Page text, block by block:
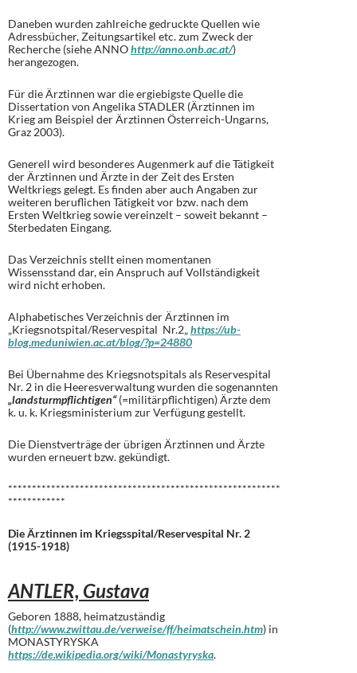
Daneben wurden zahlreiche gedruckte Quellen wie
Adressbücher, Zeitungsartikel etc. zum Zweck der
Recherche (siehe ANNOhttp://anno.onb.ac.at/)
herangezogen.
Für die Ärztinnen war die ergiebigste Quelle die
Dissertation von Angelika STADLER (Ärztinnen im
Krieg am Beispiel der Ärztinnen Österreich-Ungarns,
Graz 2003).
Generell wird besonderes Augenmerk auf die Tätigkeit
der Ärztinnen und Ärzte in der Zeit des Ersten
Weltkriegs gelegt. Es finden aber auch Angaben zur
weiteren beruflichen Tätigkeit vor bzw. nach dem
Ersten Weltkrieg sowie vereinzelt – soweit bekannt –
Sterbedaten Eingang.
Das Verzeichnis stellt einen momentanen
Wissensstand dar, ein Anspruch auf Vollständigkeit
wird nicht erhoben.
Alphabetisches Verzeichnis der Ärztinnen im
„Kriegsnotspital/Reservespital Nr.2„https://ub-
blog.meduniwien.ac.at/blog/?p=24880
Bei Übernahme des Kriegsnotspitals als Reservespital
Nr. 2 in die Heeresverwaltung wurden die sogenannten
„landsturmpflichtigen“(=militärpflichtigen) Ärzte dem
k. u. k. Kriegsministerium zur Verfügung gestellt.
Die Dienstverträge der übrigen Ärztinnen und Ärzte
wurden erneuert bzw. gekündigt.
*********************************************************
************
Die Ärztinnen im Kriegsspital/Reservespital Nr. 2
(1915-1918)
ANTLER, Gustava
Geboren 1888, heimatzuständig
(http://www.zwittau.de/verweise/ff/heimatschein.htm) in
MONASTYRYSKA
https://de.wikipedia.org/wiki/Monastyryska.